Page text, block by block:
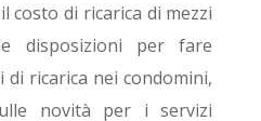
di ricarica di mezzi
disposizioni per fare
ricarica nei condomini,
novità per i servizi